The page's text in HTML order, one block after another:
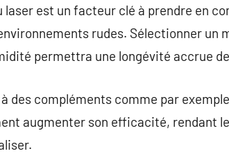
est un facteur clé à prendre en
rudes. Sélectionner un
permettra une longévité accrue de
des compléments comme par
augmenter son efficacité, rendant